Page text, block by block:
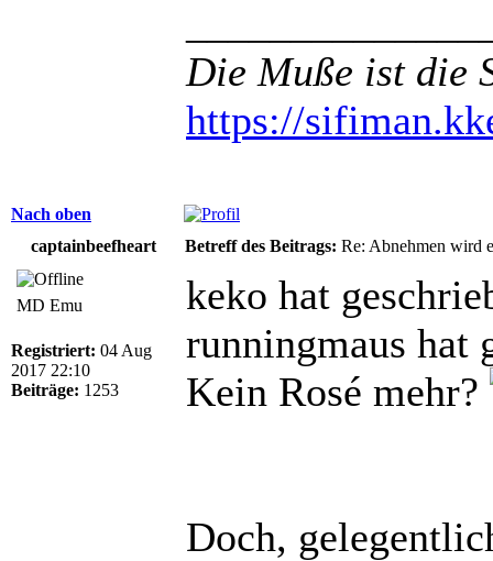
Die Muße ist die
https://
Nach oben
captainbeefheart
Betreff des Beitrags: Re: Abnehmen wird
MD Emu
Registriert: 04 Aug
2017 22:10
Beiträge: 1253
keko hat
runningmaus hat
Kein Rosé mehr?
Doch,